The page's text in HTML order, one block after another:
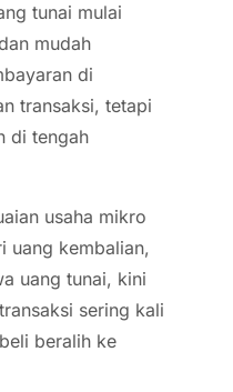
tunai mulai
mudah
di
transaksi, tetapi
di tengah
usaha mikro
uang kembalian,
uang tunai, kini
sering kali
beralih ke